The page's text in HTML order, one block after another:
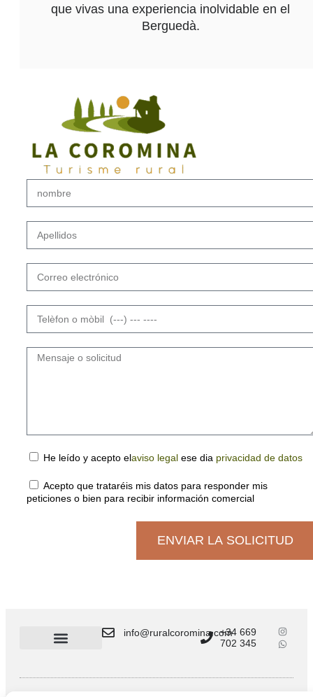
que vivas una experiencia inolvidable en el
Berguedà.
He leído y acepto elaviso legal ese dia privacidad de datos
Acepto que trataréis mis datos para responder mis
peticiones o bien para recibir información comercial
ENVIAR LA SOLICITUD
+34 669
702 345
info@ruralcoromina.com